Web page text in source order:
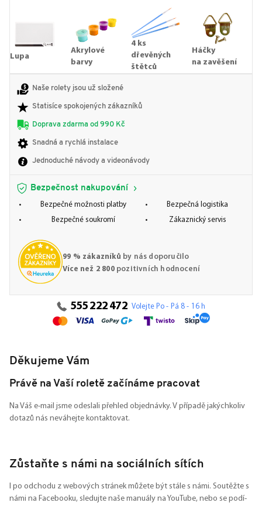
Lupa
Akrylové
barvy
4 ks
dřevěných
štětců
Háčky
na zavěšení
Naše rolety jsou už složené
Statisíce spokojených zákazníků
Doprava zdarma od 990 Kč
Snadná a rychlá instalace
Jednoduché návody a videonávody
Bezpečnost nakupování
Bezpečné možnosti platby
Bezpečná logistika
Bezpečné soukromí
Zákaznický servis
99 % zákazníků by nás doporučilo
Více než 2 800pozitivních hodnocení
555 222 472 Volejte Po - Pá 8 - 16 h
Děkujeme Vám
Právě na Vaší roletě začínáme pracovat
Na Váš e-mail jsme odeslali přehled objednávky. V případě jakýchkoliv
dotazů nás neváhejte kontaktovat.
Zůstaňte s námi na sociálních sítích
I po odchodu z webových stránek můžete být stále s námi. Soutěžte s
námi na Facebooku, sledujte naše manuály na YouTube, nebo se podí-